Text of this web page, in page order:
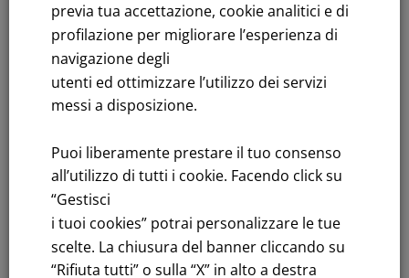
Sede in Milano, Piazzale Cadorna, 14
fnm@legalmail.it
Capitale sociale € 230.000.000,00 interamente versato
Iscrizione Registro Imprese
C.C.I.AA. Milano – REA 28331
previa tua accettazione, cookie analitici e di
profilazione per migliorare l’esperienza di
navigazione degli
utenti ed ottimizzare l’utilizzo dei servizi
messi a disposizione.
Puoi liberamente prestare il tuo consenso
all’utilizzo di tutti i cookie. Facendo click su
“Gestisci
i tuoi cookies” potrai personalizzare le tue
scelte. La chiusura del banner cliccando su
“Rifiuta tutti” o sulla “X” in alto a destra